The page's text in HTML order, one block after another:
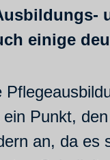
einige
Punkt,
an, da